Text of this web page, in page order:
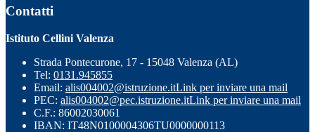
Contatti
Istituto Cellini Valenza
Strada Pontecurone, 17 - 15048 Valenza (AL)
Tel: 0131.945855
Email: alis004002@istruzione.itLink per inviare una mail
PEC: alis004002@pec.istruzione.itLink per inviare una mail
C.F.: 86002030061
IBAN: IT48N0100004306TU0000000113